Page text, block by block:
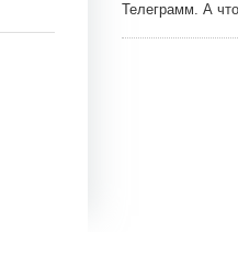
Телеграмм. А